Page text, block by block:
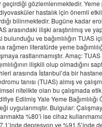
geçirdiği gözlemlenmektedir.
hastalık için önemli
bilinmektedir. Bugüne kadar
arasındaki ilişki araştırılmış ve
bulunduğu ve bağımlılığın TUAS
rağmen literatürde yeme
rastlanmamıştır. Amaç:
ilişkili olup olmadığını
arasında İstanbul’da bir
tanısı (TUAS) almış ve
nitelikte olan bu çalışmada
Edilmiş Yale Yeme
uygulanmıştır. Bulgular:
%80’i ise cihaz
depresyon ve %91,5’inde